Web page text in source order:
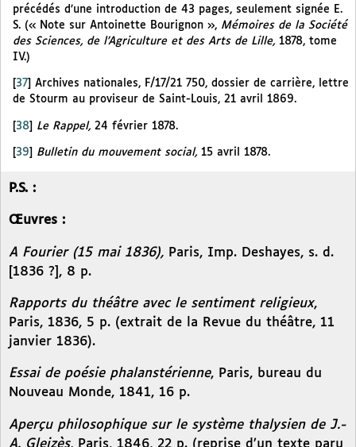
précédés d’une introduction de 43 pages, seulement signée E.
S. (« Note sur Antoinette Bourignon », Mémoires de la Société
des Sciences, de l’Agriculture et des Arts de Lille, 1878, tome
IV.)
37
Archives nationales, F/17/21 750, dossier de carrière, lettre
de Stourm au proviseur de Saint-Louis, 21 avril 1869.
[38] Le Rappel, 24 février 1878.
39 Bulletin du mouvement social, 15 avril 1878.
P.S. :
Œuvres :
A Fourier (15 mai 1836), Paris, Imp. Deshayes, s. d.
[1836 ?], 8 p.
Rapports du théâtre avec le sentiment religieux,
Paris, 1836, 5 p. (extrait de la Revue du théâtre, 11
janvier 1836).
Essai de poésie phalanstérienne, Paris, bureau du
Nouveau Monde, 1841, 16 p.
Aperçu philosophique sur le système thalysien de J.-
A. Gleizès, Paris, 1846, 22 p. (reprise d’un texte paru